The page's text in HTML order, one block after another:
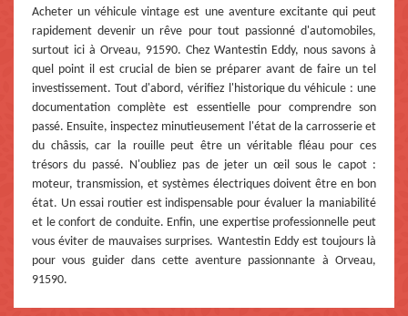
Acheter un véhicule vintage est une aventure excitante qui peut
rapidement devenir un rêve pour tout passionné d'automobiles,
surtout ici à Orveau, 91590. Chez Wantestin Eddy, nous savons à
quel point il est crucial de bien se préparer avant de faire un tel
investissement. Tout d'abord, vérifiez l'historique du véhicule : une
documentation complète est essentielle pour comprendre son
passé. Ensuite, inspectez minutieusement l'état de la carrosserie et
du châssis, car la rouille peut être un véritable fléau pour ces
trésors du passé. N'oubliez pas de jeter un œil sous le capot :
moteur, transmission, et systèmes électriques doivent être en bon
état. Un essai routier est indispensable pour évaluer la maniabilité
et le confort de conduite. Enfin, une expertise professionnelle peut
vous éviter de mauvaises surprises. Wantestin Eddy est toujours là
pour vous guider dans cette aventure passionnante à Orveau,
91590.